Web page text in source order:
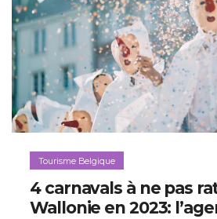
Tourisme Belgique
4 carnavals à ne pas
Wallonie en 2023: